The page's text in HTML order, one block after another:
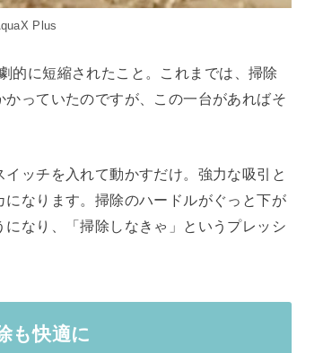
Plus
的に短縮されたこと。これまでは、掃除
っていたのですが、この一台があればそ
ッチを入れて動かすだけ。強力な吸引と
なります。掃除のハードルがぐっと下が
なり、「掃除しなきゃ」というプレッシ
も快適に